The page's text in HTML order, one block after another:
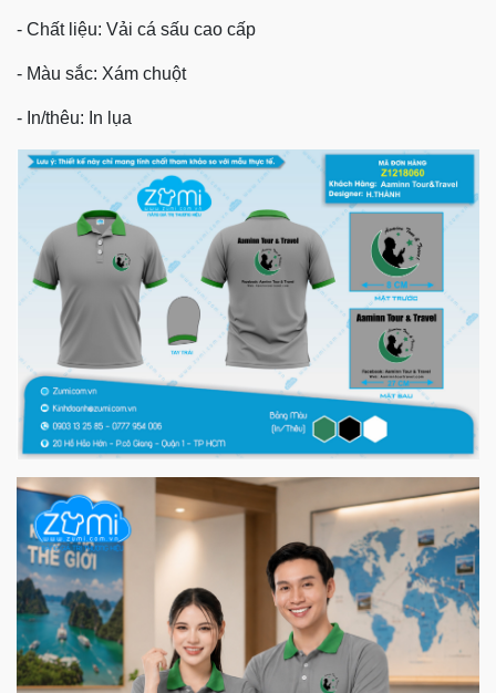
- Chất liệu: Vải cá sấu cao cấp
- Màu sắc: Xám chuột
- In/thêu: In lụa